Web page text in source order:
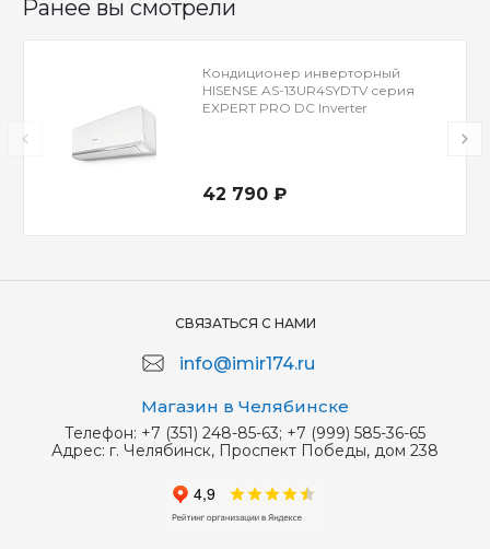
Ранее вы смотрели
Кондиционер инверторный
HISENSE AS-13UR4SYDTV серия
EXPERT PRO DC Inverter
42 790 ₽
СВЯЗАТЬСЯ С НАМИ
info@imir174.ru
Магазин в Челябинске
Телефон: +7 (351) 248-85-63; +7 (999) 585-36-65
Адрес: г. Челябинск, Проспект Победы, дом 238